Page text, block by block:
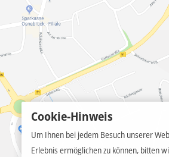
Cookie-Hinweis
Um Ihnen bei jedem Besuch unserer
Erlebnis ermöglichen zu können, bitten